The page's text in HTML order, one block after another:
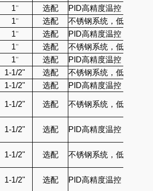
1" 选配
PID高精度温控
1" 选配
不锈钢系统，低噪音水
1" 选配
PID高精度温控
1" 选配
不锈钢系统，低噪音水
1" 选配
PID高精度温控
1-1/2" 选配
不锈钢系统，低噪音水
1-1/2" 选配 PID高精度温控
1-1/2" 选配 不锈钢系统，低噪音水
1-1/2" 选配 PID高精度温控
1-1/2" 选配 不锈钢系统，低噪音水
1-1/2" 选配 PID高精度温控